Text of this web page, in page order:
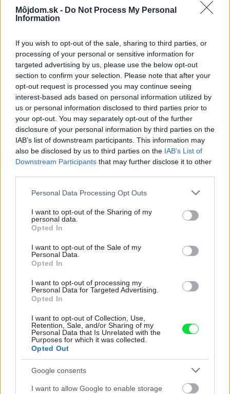
Môjdom.sk - Do Not Process My Personal
Information
If you wish to opt-out of the sale, sharing to third parties, or
processing of your personal or sensitive information for
targeted advertising by us, please use the below opt-out
section to confirm your selection. Please note that after your
opt-out request is processed you may continue seeing
interest-based ads based on personal information utilized by
us or personal information disclosed to third parties prior to
your opt-out. You may separately opt-out of the further
disclosure of your personal information by third parties on the
IAB’s list of downstream participants. This information may
also be disclosed by us to third parties on the IAB’s List of
Downstream Participants that may further disclose it to other
Please note that this website/app uses one or more Google
not limited to your visit or usage behaviour. You may click to
grant or deny consent to Google and its third-party tags to
use your data for below specified purposes in below Google
consent section.
Personal Data Processing Opt Outs
I want to opt-out of the Sharing of my
personal data.
Opted In
I want to opt-out of the Sale of my
Personal Data.
Opted In
I want to opt-out of processing my
Personal Data for Targeted Advertising.
Opted In
I want to opt-out of Collection, Use,
Retention, Sale, and/or Sharing of my
Personal Data that Is Unrelated with the
Purposes for which it was collected.
Opted Out
Google consents
I want to allow Google to enable storage
riadený rekuperačný systém s jednotkou recoVAIR je
kombinovateľný so všetkými tepelnými čerpadlami a
www.vaillant.sk
ZDROJ PR článok spoločnosti Vaillant Group Slovakia,
s.r.o.
Kategória: Energia
Tagy: vetracie systémy s rekuperáciou
Zdieľať článok
Pozrite si viac